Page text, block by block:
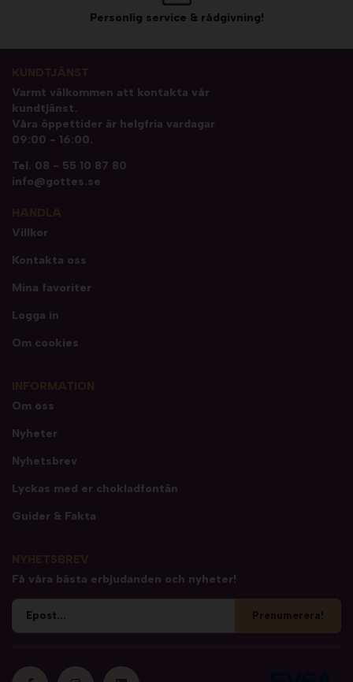
Personlig service & rådgivning!
Varmt välkommen att kontakta vår
kundtjänst.
Våra öppettider är helgfria vardagar
09:00 - 16:00.
Tel. 08 - 55 10 87 80
info@gottes.se
Villkor
Kontakta oss
Mina favoriter
Logga in
Om cookies
Om oss
Nyheter
Nyhetsbrev
Lyckas med er chokladfontän
Guider & Fakta
Få våra bästa erbjudanden och nyheter!
Prenumerera!